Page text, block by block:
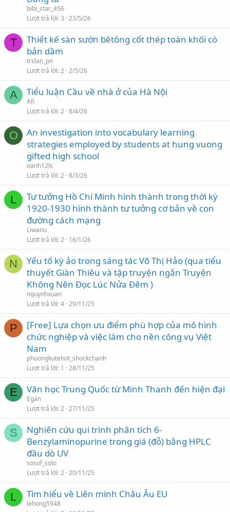
bibi_star_456
Lượt trả lời 3 23/5/26
T
Thiết kế sàn sườn bêtông cốt thép toàn khối có
bản dầm
trslan_pn
Lượt trả lời 2 2/5/26
A Tiểu luận Cầu về nhà ở của Hà Nội
Afi
Lượt trả lời 2 8/4/26
O
An investigation into vocabulary learning
strategies employed by students at hung vuong
gifted high school
oanh12ls
Lượt trả lời 2 8/3/26
L
Tư tưởng Hồ Chí Minh hình thành trong thời kỳ
1920-1930 hình thành tư tưởng cơ bản về con
đường cách mạng
Liwanu
Lượt trả lời 2 16/1/26
N
Yếu tố kỳ ảo trong sáng tác Võ Thị Hảo (qua tiểu
thuyết Giàn Thiêu và tập truyện ngắn Truyện
Không Nên Đọc Lúc Nửa Đêm )
nquynhxuan
Lượt trả lời 4 29/11/25
P
[Free] Lựa chọn ưu điểm phù hợp của mô hình
chức nghiệp và việc làm cho nền công vụ Việt
Nam
phuongkutehot_shockchanh
Lượt trả lời 1 28/11/25
E Văn học Trung Quốc từ Minh Thanh đến hiện đại
Egan
Lượt trả lời 2 27/11/25
S
Nghiên cứu qui trình phân tích 6-
Benzylaminopurine trong giá (đỗ) bằng HPLC
đầu dò UV
sosof_solo
Lượt trả lời 2 20/11/25
L Tìm hiểu về Liên minh Châu Âu EU
lehong5948